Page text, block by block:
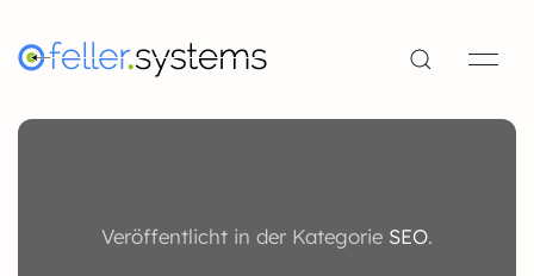
Veröffentlicht in der Kategorie SEO.